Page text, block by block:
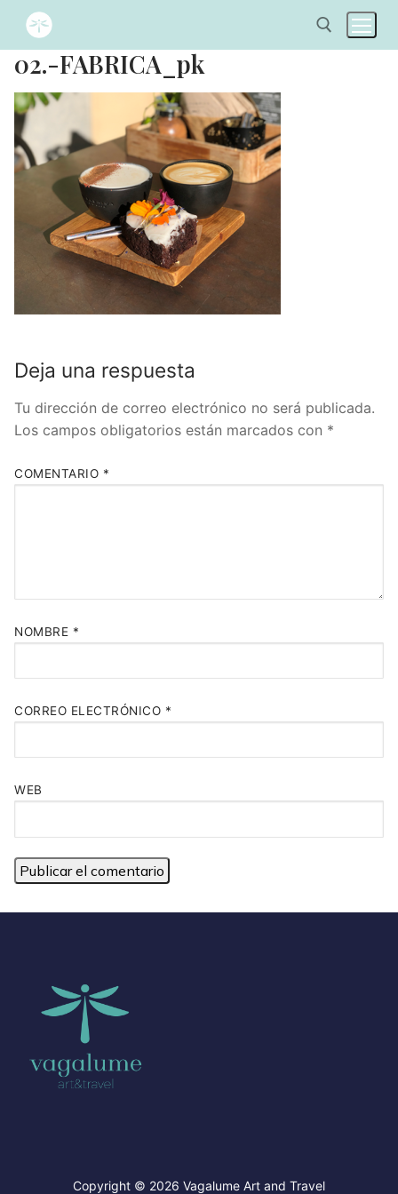
02.-FABRICA_pk
Deja una respuesta
Tu dirección de correo electrónico no será publicada.
Los campos obligatorios están marcados con *
COMENTARIO *
NOMBRE *
CORREO ELECTRÓNICO *
WEB
Copyright © 2026 Vagalume Art and Travel